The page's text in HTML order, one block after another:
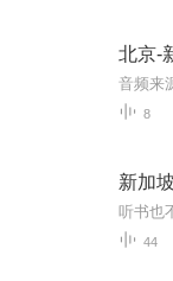
北京-
8
新加
听书也
44